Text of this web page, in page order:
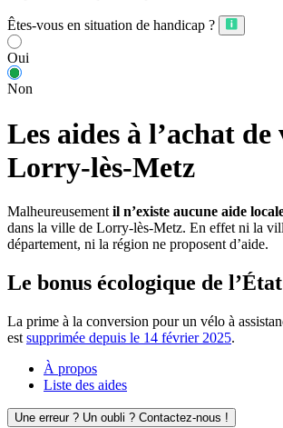
Êtes-vous en situation de handicap ?
Oui
Non
Les aides à l’achat de
Lorry-lès-Metz
Malheureusement il n’existe aucune aide
dans la ville de Lorry-lès-Metz. En effet ni la
département, ni la région ne proposent d’aide.
Le bonus écologique de l’État
La prime à la conversion pour un vélo à
est supprimée depuis le 14 février 2025.
À propos
Liste des aides
Une erreur ? Un oubli ? Contactez-nous !